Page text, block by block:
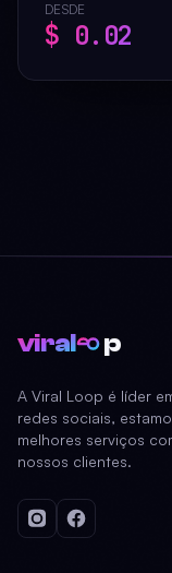
DESDE
$ 0.02
viral p
A Viral Loop é líder
redes sociais,
melhores serviços
nossos clientes.